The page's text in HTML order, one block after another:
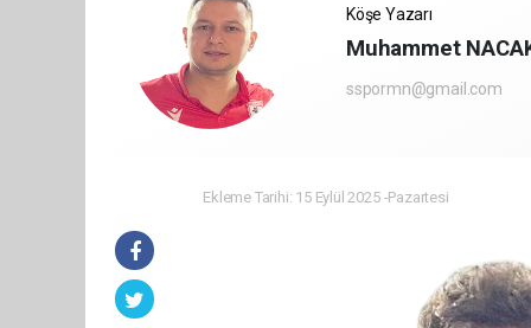
Köşe Yazarı
Muhammet
sspormn@gmail.com
Ekleme Tarihi: 15 Eylül 2025 -Pazartesi